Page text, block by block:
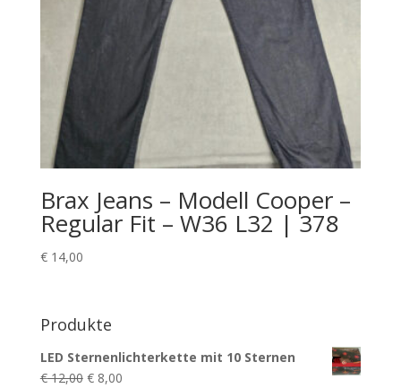
Brax Jeans – Modell Cooper –
Regular Fit – W36 L32 | 378
€14,00
Produkte
LED Sternenlichterkette mit 10 Sternen
€12,00 Ursprünglicher
€8,00Aktueller